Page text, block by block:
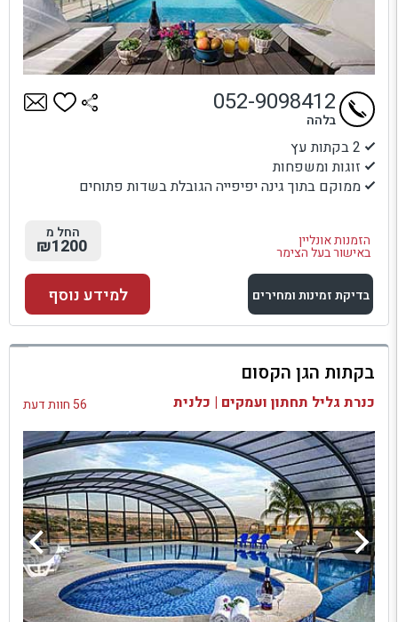
2 בקתות עץ
זוגות ומשפחות
ממוקם בתוך גינה יפיפייה הגובלת בשדות פתוחים
הזמנות אונליין
באישור בעל הצימר
052-9098412
בלהה
החל מ
₪1200
בדיקת זמינות ומחירים
למתחם זה
בדיקת זמינות ומחירים
למידע נוסף
בקתות הגן הקסום
כנרת גליל תחתון ועמקים | כלנית 56 חוות דעת